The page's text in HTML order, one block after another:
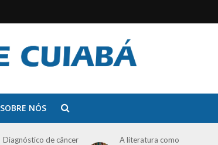
SOBRE NÓS
Diagnóstico de câncer
A literatura como